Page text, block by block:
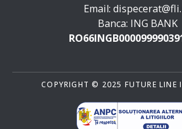
Email:
Banca: ING BANK
COPYRIGHT © 2025 FUTURE LINE